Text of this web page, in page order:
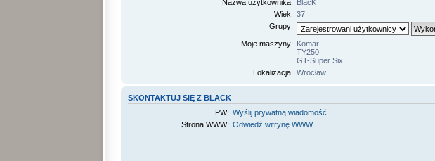
Nazwa użytkownika: BlacK
Wiek: 37
Grupy:
Moje maszyny: Komar
TY250
GT-Super Six
Lokalizacja: Wrocław
SKONTAKTUJ SIĘ Z BLACK
PW: Wyślij prywatną wiadomość
Strona WWW: Odwiedź witrynę WWW